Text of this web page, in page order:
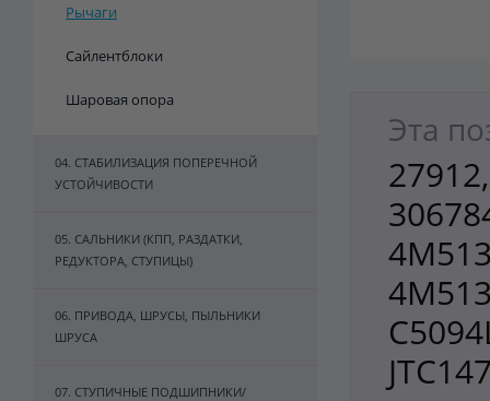
Рычаги
Сайлентблоки
Шаровая опора
04. СТАБИЛИЗАЦИЯ ПОПЕРЕЧНОЙ
УСТОЙЧИВОСТИ
05. САЛЬНИКИ (КПП, РАЗДАТКИ,
РЕДУКТОРА, СТУПИЦЫ)
06. ПРИВОДА, ШРУСЫ, ПЫЛЬНИКИ
ШРУСА
07. СТУПИЧНЫЕ ПОДШИПНИКИ/
Эта